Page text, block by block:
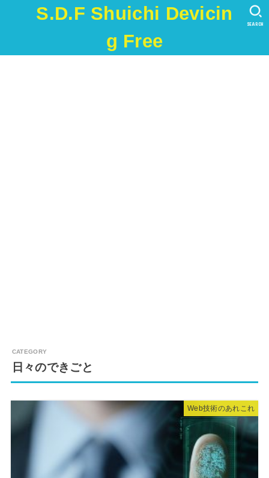
S.D.F Shuichi Devicin
g Free
SEARCH
日々のできごと
Web技術のあれこれ